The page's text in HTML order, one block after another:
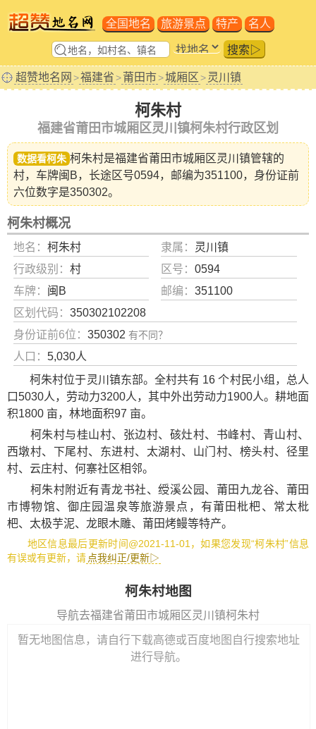
全国地名 旅游景点 特产 名人
搜索▷
超赞地名网 >福建省>莆田市>城厢区 > 灵川镇
柯朱村
福建省莆田市城厢区灵川镇柯朱村行政区划
数据看柯朱 柯朱村是福建省莆田市城厢区灵川镇管辖的
村，车牌闽B，长途区号0594，邮编为351100，身份证前
六位数字是350302。
柯朱村概况
地名： 柯朱村 隶属：
灵川镇
行政级别： 村 区号：0594
车牌： 闽B 邮编：351100
区划代码： 350302102208
身份证前6位： 350302 有不同？
人口： 5,030人
柯朱村位于灵川镇东部。全村共有 16 个村民小组，总人
口5030人，劳动力3200人，其中外出劳动力1900人。耕地面
积1800 亩，林地面积97 亩。
柯朱村与桂山村、张边村、硋灶村、书峰村、青山村、
西墩村、下尾村、东进村、太湖村、山门村、榜头村、径里
村、云庄村、何寨社区相邻。
柯朱村附近有青龙书社、绶溪公园 、 莆田九龙谷、 莆田
市博物馆、 御庄园温泉等旅游景点，有莆田枇杷、 常太枇
杷、 太极芋泥、 龙眼木雕、 莆田烤鳗等特产。
地区信息最后更新时间@2021-11-01，如果您发现“柯朱村”信息
有误或有更新，请 点我纠正/更新▷
柯朱村地图
导航去福建省莆田市城厢区灵川镇柯朱村
暂无地图信息，请自行下载高德或百度地图自行搜索地址
进行导航。